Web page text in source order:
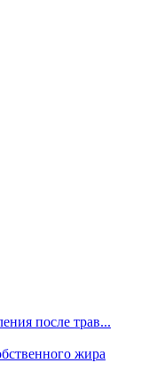
после трав...
жира